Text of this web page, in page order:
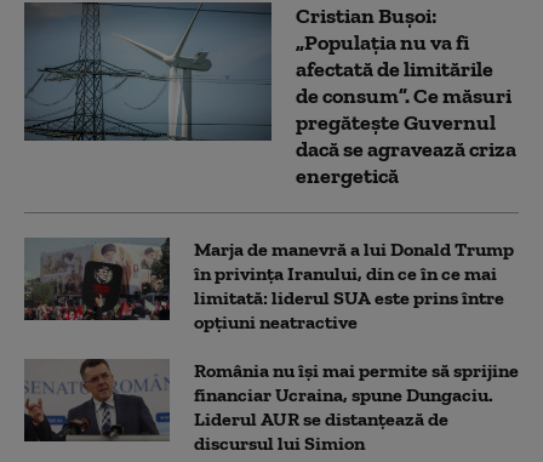
Cristian Bușoi:
„Populația nu va fi
afectată de limitările
de consum”. Ce măsuri
pregătește Guvernul
dacă se agravează criza
energetică
Marja de manevră a lui Donald Trump
în privința Iranului, din ce în ce mai
limitată: liderul SUA este prins între
opțiuni neatractive
România nu își mai permite să sprijine
financiar Ucraina, spune Dungaciu.
Liderul AUR se distanțează de
discursul lui Simion